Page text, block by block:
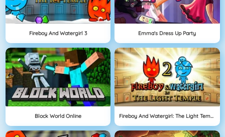
Fireboy And Watergirl 3 Emma's Dress Up Party
Block World Online Fireboy And Watergirl: The Light Temple